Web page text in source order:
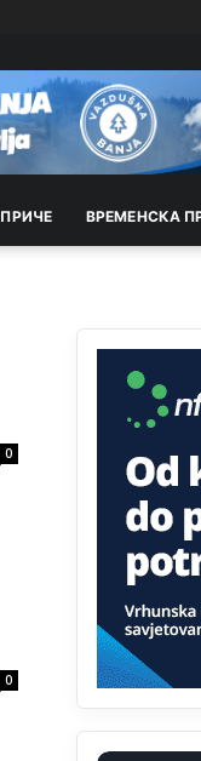
ПРИЧЕ ВРEМEНСКА
0
0
Prema
(desktop,
uopšte ne
Uvođenje
znaka "X"
Ovo
posebno
sa
danas su